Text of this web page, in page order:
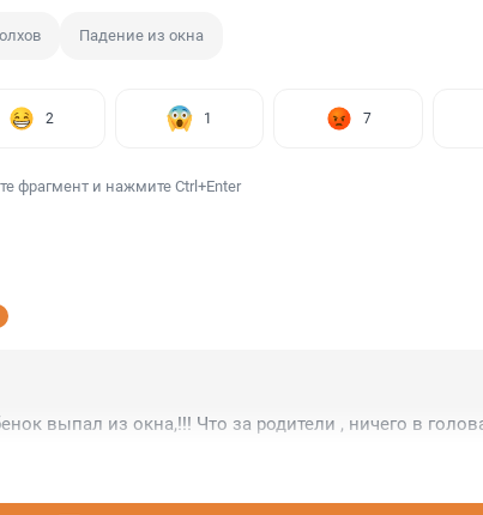
Падение из окна
2 1 7
фрагмент и нажмите Ctrl+Enter
выпал из окна,!!! Что за родители , ничего в